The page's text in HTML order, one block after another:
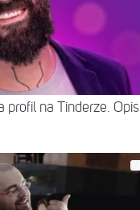
profil na Tinderze. Opis